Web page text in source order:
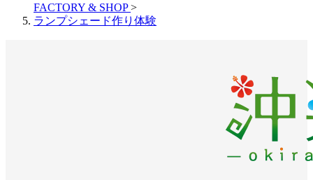
FACTORY & SHOP>
ランプシェード作り体験